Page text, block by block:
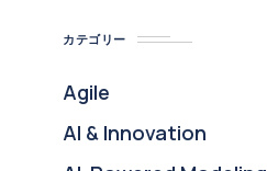
カテゴリー
Agile
AI & Innovation